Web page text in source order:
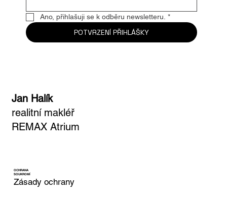
Ano, přihlašuji se k odběru newsletteru. *
POTVRZENÍ PŘIHLÁŠKY
Jan Halík
realitní makléř
REMAX Atrium
OCHRANA
SOUKROMÍ
Zásady ochrany